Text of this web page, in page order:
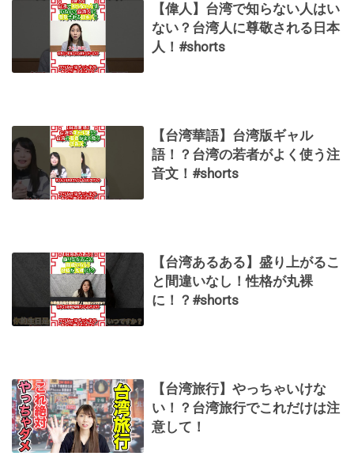
【偉人】台湾で知らない人はい
ない？台湾人に尊敬される日本
人！#shorts
【台湾華語】台湾版ギャル
語！？台湾の若者がよく使う注
音文！#shorts
【台湾あるある】盛り上がるこ
と間違いなし！性格が丸裸
に！？#shorts
【台湾旅行】やっちゃいけな
い！？台湾旅行でこれだけは注
意して！